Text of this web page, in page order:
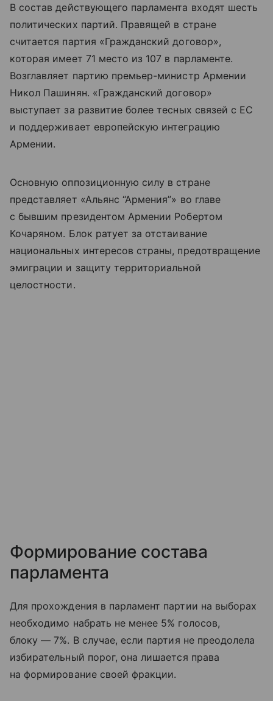
В состав действующего парламента входят шесть
политических партий. Правящей в стране
считается партия «Гражданский договор»,
которая имеет 71 место из 107 в парламенте.
Возглавляет партию премьер-министр Армении
Никол Пашинян. «Гражданский договор»
выступает за развитие более тесных связей с ЕС
и поддерживает европейскую интеграцию
Армении.
Основную оппозиционную силу в стране
представляет «Альянс “Армения”» во главе
с бывшим президентом Армении Робертом
Кочаряном. Блок ратует за отстаивание
национальных интересов страны, предотвращение
эмиграции и защиту территориальной
целостности.
Формирование состава
парламента
Для прохождения в парламент партии на выборах
необходимо набрать не менее 5% голосов,
блоку — 7%. В случае, если партия не преодолела
избирательный порог, она лишается права
на формирование своей фракции.